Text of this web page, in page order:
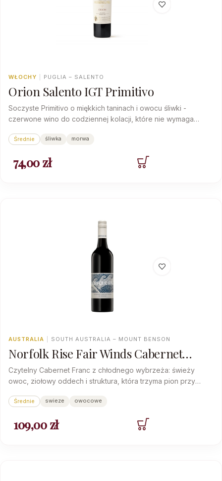
WŁOCHY PUGLIA – SALENTO
Orion Salento IGT Primitivo
Soczyste Primitivo o miękkich taninach i owocu śliwki -
czerwone wino do codziennej kolacji, które nie wymaga
Średnie śliwka morwa
74,00zł
AUSTRALIA SOUTH AUSTRALIA – MOUNT BENSON
Norfolk Rise Fair Winds Cabernet
Franc
Czytelny Cabernet Franc z chłodnego wybrzeża: świeży
owoc, ziołowy oddech i struktura, która trzyma pion przy
Średnie swieze owocowe
109,00zł